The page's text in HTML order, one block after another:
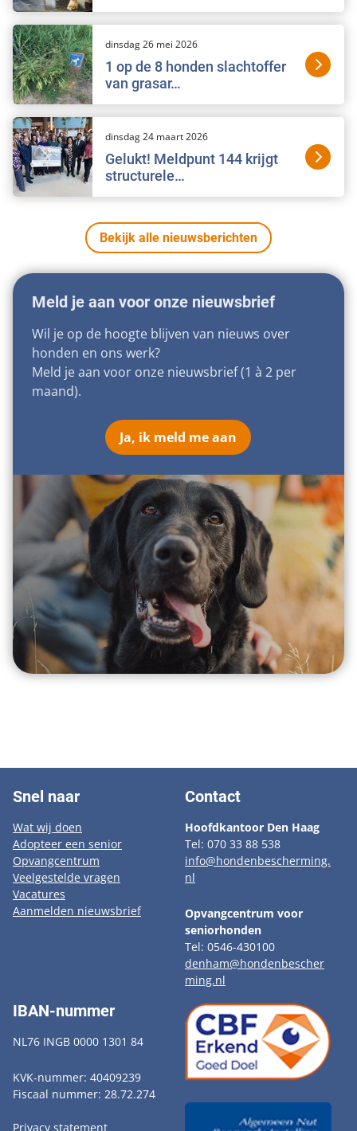
dinsdag 26 mei 2026
1 op de 8 honden slachtoffer
van grasar…
dinsdag 24 maart 2026
Gelukt! Meldpunt 144 krijgt
structurele…
Bekijk alle nieuwsberichten
Meld je aan voor onze nieuwsbrief
Wil je op de hoogte blijven van nieuws over
honden en ons werk?
Meld je aan voor onze nieuwsbrief (1 à 2 per
maand).
Ja, ik meld me aan
Snel naar
Wat wij doen
Adopteer een senior
Opvangcentrum
Veelgestelde vragen
Vacatures
Aanmelden nieuwsbrief
Contact
Hoofdkantoor Den Haag
Tel: 070 33 88 538
info@hondenbescherming.
nl
Opvangcentrum voor
seniorhonden
Tel: 0546-430100
denham@hondenbescher
ming.nl
IBAN-nummer
NL76 INGB 0000 1301 84
KVK-nummer: 40409239
Fiscaal nummer: 28.72.274
Privacy statement